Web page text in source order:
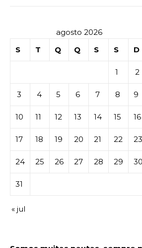
agosto 2026
S
T Q Q S S D
1 2
3 4 5 6 7 8 9
10 11 12 13 14 15 16
17 18 19 20 21 22 23
24 25 26 27 28 29 30
31
« jul